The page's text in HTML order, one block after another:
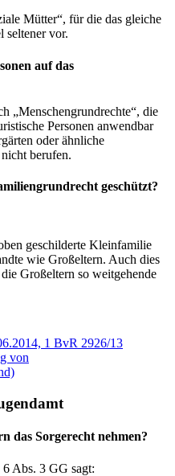
Mütter“, für die das gleiche
seltener vor.
auf das
„Menschengrundrechte“, die
Personen anwendbar
oder ähnliche
berufen.
geschützt?
geschilderte Kleinfamilie
wie Großeltern. Auch dies
Großeltern so weitgehende
1 BvR 2926/13
von
das Sorgerecht nehmen?
Abs. 3 GG sagt: